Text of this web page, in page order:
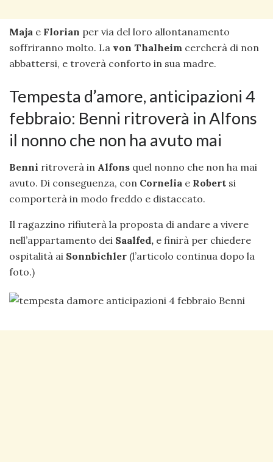
Maja e Florian per via del loro allontanamento
soffriranno molto. La von Thalheim cercherà di non
abbattersi, e troverà conforto in sua madre.
Tempesta d’amore, anticipazioni 4
febbraio: Benni ritroverà in Alfons
il nonno che non ha avuto mai
Benni ritroverà in Alfons quel nonno che non ha mai
avuto. Di conseguenza, con Cornelia e Robert si
comporterà in modo freddo e distaccato.
Il ragazzino rifiuterà la proposta di andare a vivere
nell’appartamento dei Saalfed, e finirà per chiedere
ospitalità ai Sonnbichler (l’articolo continua dopo la
foto.)